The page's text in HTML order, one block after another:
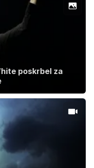
poskrbel za